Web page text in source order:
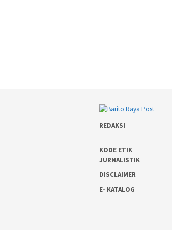
REDAKSI
KODE ETIK
JURNALISTIK
DISCLAIMER
E- KATALOG